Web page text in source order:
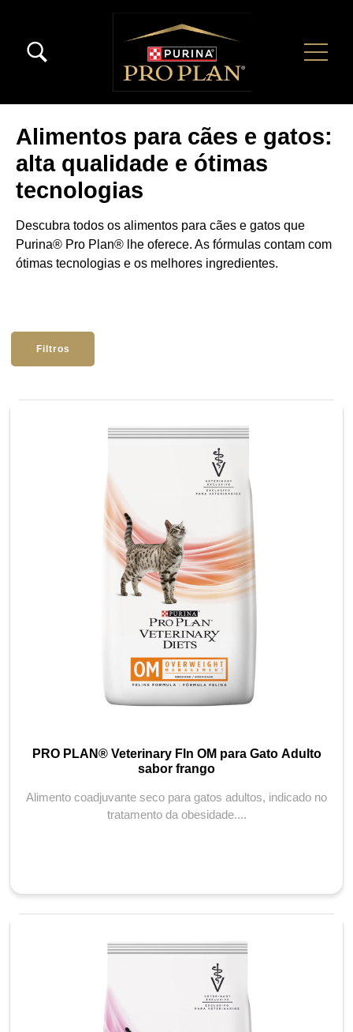
Menú Secundario Pro Plan
Menú Principal Pro Plan
Alimentos para cães e gatos:
alta qualidade e ótimas
tecnologias
Descubra todos os alimentos para cães e gatos que
Purina® Pro Plan® lhe oferece. As fórmulas contam com
ótimas tecnologias e os melhores ingredientes.
Filtros
PRO PLAN® Veterinary Fln OM para Gato Adulto
sabor frango
Alimento coadjuvante seco para gatos adultos, indicado no
tratamento da obesidade....